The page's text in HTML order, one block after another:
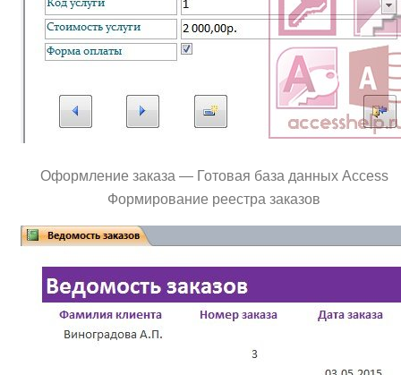
Оформление заказа — Готовая база данных Access
Формирование реестра заказов